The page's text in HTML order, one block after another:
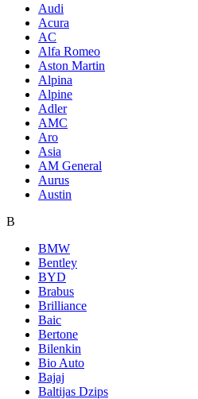
Audi
Acura
AC
Alfa Romeo
Aston Martin
Alpina
Alpine
Adler
AMC
Aro
Asia
AM General
Aurus
Austin
B
BMW
Bentley
BYD
Brabus
Brilliance
Baic
Bertone
Bilenkin
Bio Auto
Bajaj
Baltijas Dzips